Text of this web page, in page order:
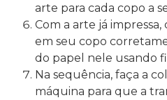
arte para cada copo a
Com a arte já
em seu copo
do papel nele usando
Na sequência, faça a
máquina para que a